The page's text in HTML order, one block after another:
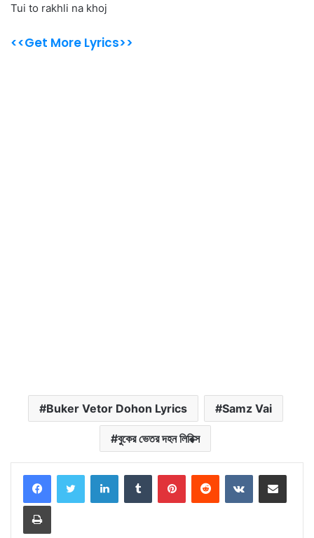
Tui to rakhli na khoj
<<Get More Lyrics>>
Buker Vetor Dohon Lyrics Samz Vai
বুকের ভেতর দহন লিরিক্স
LinkedInTumblr PinterestReddit VKontakteShare via Email
Print